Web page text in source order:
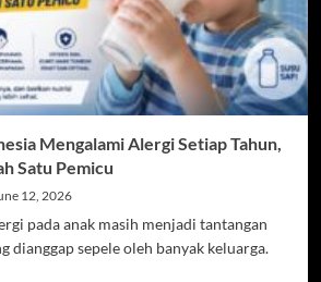
Mengalami Alergi Setiap Tahun,
Satu Pemicu
12, 2026
pada anak masih menjadi tantangan
dianggap sepele oleh banyak keluarga.